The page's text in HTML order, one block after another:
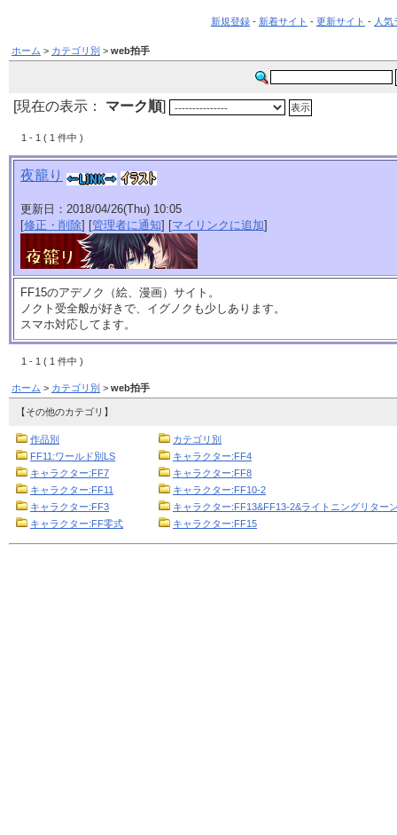
新規登録 - 新着サイト - 更新サイト - 人
ホーム > カテゴリ別 > web拍手
[現在の表示： マーク順]
1 - 1 ( 1 件中 )
夜籠り
更新日：2018/04/26(Thu) 10:05
[修正・削除] [管理者に通知] [マイリンクに追加]
FF15のアデノク（絵、漫画）サイト。
ノクト受全般が好きで、イグノクも少しあります。
スマホ対応してます。
1 - 1 ( 1 件中 )
ホーム > カテゴリ別 > web拍手
【その他のカテゴリ】
作品別
カテゴリ別
FF11:ワールド別LS
キャラクター:FF4
キャラクター:FF7
キャラクター:FF8
キャラクター:FF11
キャラクター:FF10-2
キャラクター:FF3
キャラクター:FF13&FF13-2&ライトニングリター
キャラクター:FF零式
キャラクター:FF15